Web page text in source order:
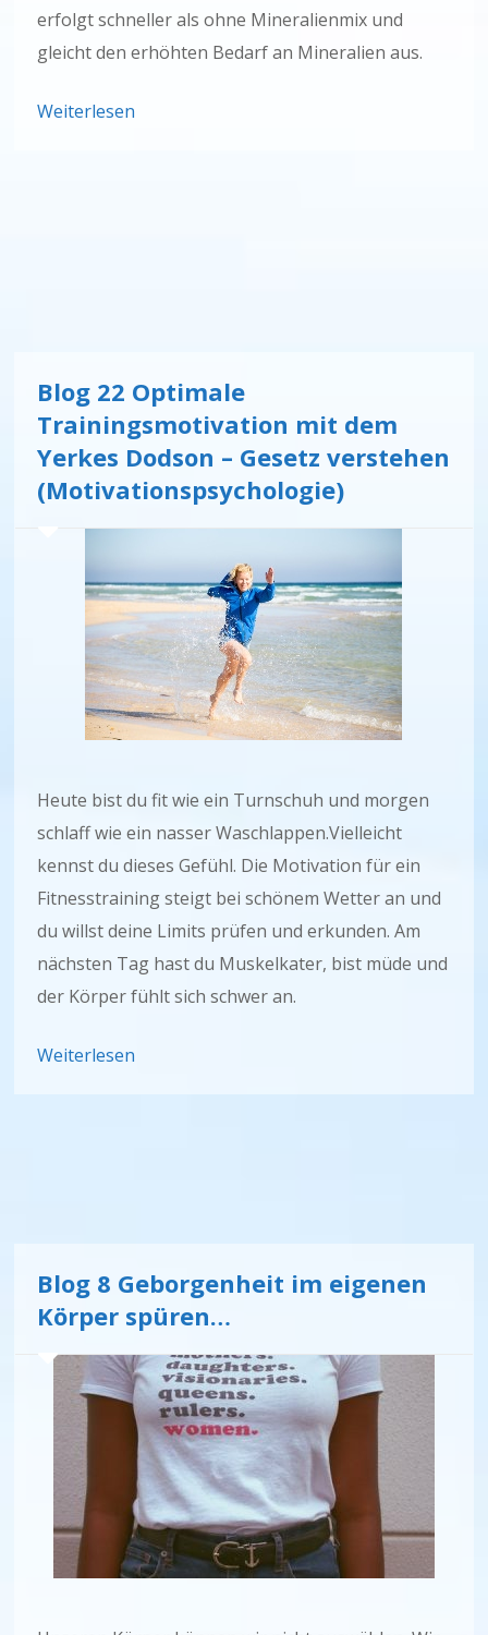
erfolgt schneller als ohne Mineralienmix und
gleicht den erhöhten Bedarf an Mineralien aus.
Weiterlesen
Blog 22 Optimale
Trainingsmotivation mit dem
Yerkes Dodson – Gesetz verstehen
(Motivationspsychologie)
Heute bist du fit wie ein Turnschuh und morgen
schlaff wie ein nasser Waschlappen.Vielleicht
kennst du dieses Gefühl. Die Motivation für ein
Fitnesstraining steigt bei schönem Wetter an und
du willst deine Limits prüfen und erkunden. Am
nächsten Tag hast du Muskelkater, bist müde und
der Körper fühlt sich schwer an.
Weiterlesen
Blog 8 Geborgenheit im eigenen
Körper spüren…